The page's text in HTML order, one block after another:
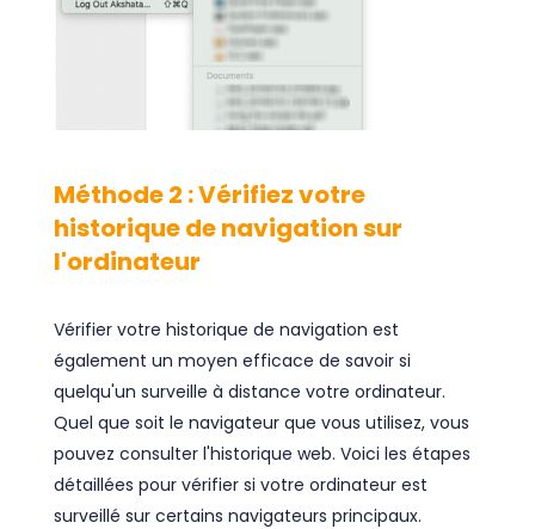
Méthode 2 : Vérifiez votre
historique de navigation sur
l'ordinateur
Vérifier votre historique de navigation est
également un moyen efficace de savoir si
quelqu'un surveille à distance votre ordinateur.
Quel que soit le navigateur que vous utilisez, vous
pouvez consulter l'historique web. Voici les étapes
détaillées pour vérifier si votre ordinateur est
surveillé sur certains navigateurs principaux.